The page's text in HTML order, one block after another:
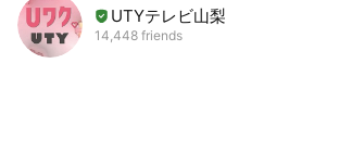
UTYテレビ山梨
14,448 friends